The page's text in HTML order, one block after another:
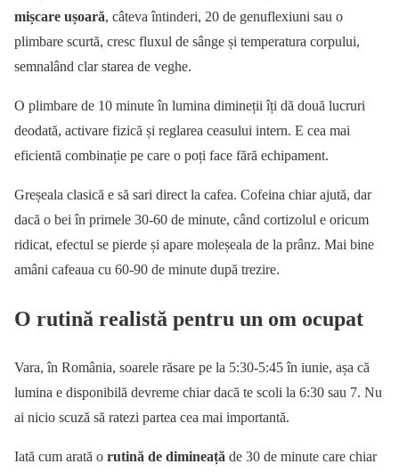
mișcare ușoară, câteva întinderi, 20 de genuflexiuni sau o
plimbare scurtă, cresc fluxul de sânge și temperatura corpului,
semnalând clar starea de veghe.
O plimbare de 10 minute în lumina dimineții îți dă două lucruri
deodată, activare fizică și reglarea ceasului intern. E cea mai
eficientă combinație pe care o poți face fără echipament.
Greșeala clasică e să sari direct la cafea. Cofeina chiar ajută, dar
dacă o bei în primele 30-60 de minute, când cortizolul e oricum
ridicat, efectul se pierde și apare moleșeala de la prânz. Mai bine
amâni cafeaua cu 60-90 de minute după trezire.
O rutină realistă pentru un om ocupat
Vara, în România, soarele răsare pe la 5:30-5:45 în iunie, așa că
lumina e disponibilă devreme chiar dacă te scoli la 6:30 sau 7. Nu
ai nicio scuză să ratezi partea cea mai importantă.
Iată cum arată o rutină de dimineață de 30 de minute care chiar